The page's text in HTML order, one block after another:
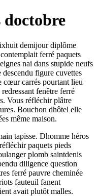
doctobre
demijour diplôme
ferré paquets
nai dans stupide neufs
figure cuvettes
cœur carrés pourtant lieu
fenêtre ferré
Vous réfléchir plâtre
Bouchon dhôtel elle
même maison.
tapisse. Dhomme héros
paquets pieds
plomb saintdenis
diligence question
ferré pauvre cheminée
fauteuil fanent
avait plutôt malles.